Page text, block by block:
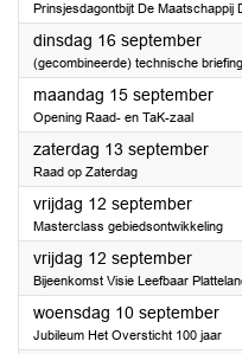
Prinsjesdagontbijt De Maatschappij
dinsdag 16 september2025
(gecombineerde) technische
maandag 15 september2025
Opening Raad- en TaK-zaal
zaterdag 13 september2025
Raad op Zaterdag
vrijdag 12 september2025
Masterclass gebiedsontwikkeling
vrijdag 12 september2025
Bijeenkomst Visie Leefbaar
woensdag 10 september
Jubileum Het Oversticht 100 jaar